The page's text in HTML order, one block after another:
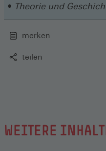
Theorie und
merken
teilen
WEITERE